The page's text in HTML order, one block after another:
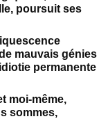
poursuit ses
mauvais génies
permanente
moi-même,
sommes,